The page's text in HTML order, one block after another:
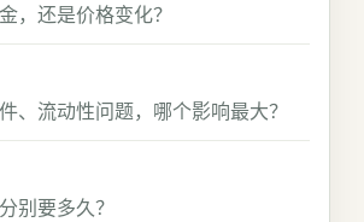
，还是价格变化？
、流动性问题，哪个影响最大？
别要多久？